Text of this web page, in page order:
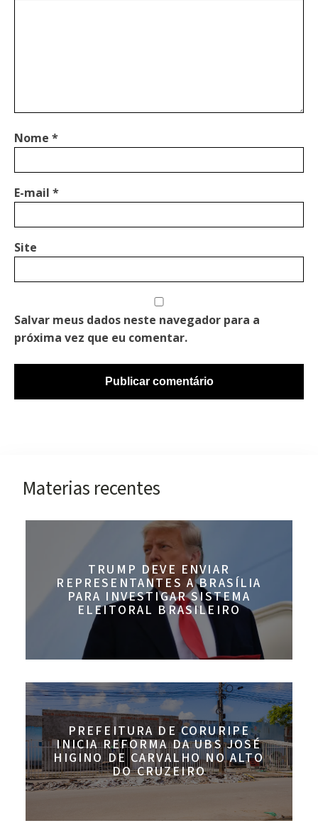
Nome *
E-mail *
Site
Salvar meus dados neste navegador para a
próxima vez que eu comentar.
Materias recentes
TRUMP DEVE ENVIAR
REPRESENTANTES A BRASÍLIA
PARA INVESTIGAR SISTEMA
ELEITORAL BRASILEIRO
PREFEITURA DE CORURIPE
INICIA REFORMA DA UBS JOSÉ
HIGINO DE CARVALHO NO ALTO
DO CRUZEIRO